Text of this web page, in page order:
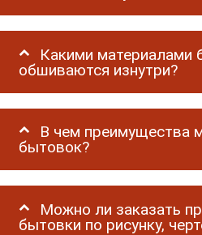
Какими материалами
обшиваются изнутри?
В чем преимущества
бытовок?
Можно ли заказать
бытовки по рисунку,